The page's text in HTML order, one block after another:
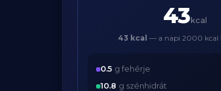
43 kcal
43 kcal — a napi 2000 kcal
0.5 g fehérje
10.8 g szénhidrát